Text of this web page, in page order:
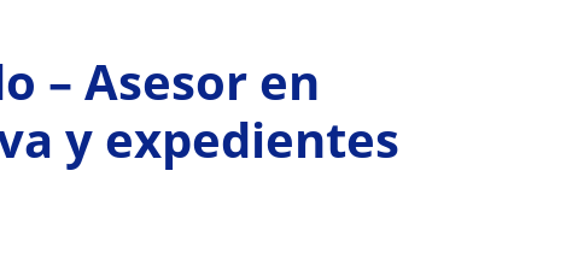
– Asesor en
y expedientes